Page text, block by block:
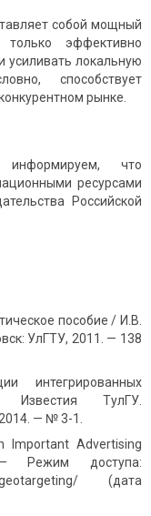
собой мощный
эффективно
локальную
способствует
рынке.
что
ресурсами
Российской
пособие / И.В.
УлГТУ, 2011. — 138
интегрированных
Известия ТулГУ.
— № 3-1.
Important Advertising
Режим доступа:
geotargeting/ (дата